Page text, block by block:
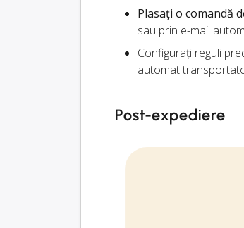
Plasați o comandă
sau prin e-mail
Configurați reguli
automat
Post-expediere